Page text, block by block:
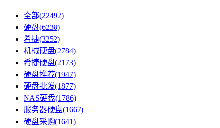
全部(22492)
硬盘(6238)
希捷(3252)
机械硬盘(2784)
希捷硬盘(2173)
硬盘推荐(1947)
硬盘批发(1877)
NAS硬盘(1786)
服务器硬盘(1667)
硬盘采购(1641)